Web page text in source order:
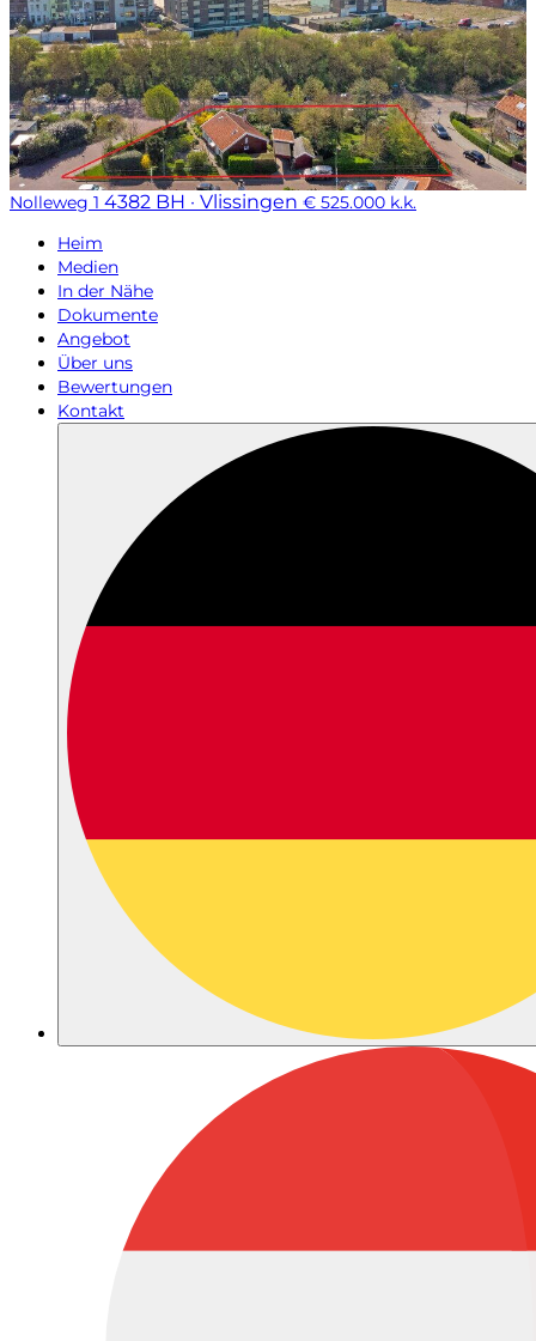
Nolleweg 1 4382 BH · Vlissingen € 525.000 k.k.
Heim
Medien
In der Nähe
Dokumente
Angebot
Über uns
Bewertungen
Kontakt